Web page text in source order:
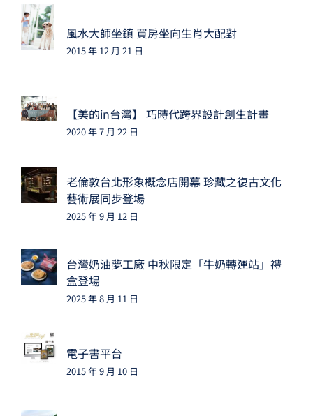
風水大師坐鎮 買房坐向生肖大配對
2015 年 12 月 21 日
【美的in台灣】 巧時代跨界設計創生計畫
2020 年 7 月 22 日
老倫敦台北形象概念店開幕 珍藏之復古文化
藝術展同步登場
2025 年 9 月 12 日
台灣奶油夢工廠 中秋限定「牛奶轉運站」禮
盒登場
2025 年 8 月 11 日
電子書平台
2015 年 9 月 10 日